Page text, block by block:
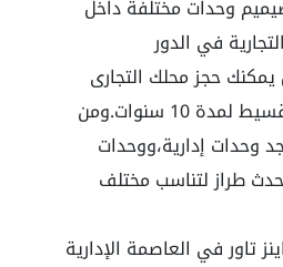
وحدات مختلفة داخل
في الدور
يمكنك حجز محلك التجارى
يمقدم10% فقط والتقسيط لمدة 10 سنوات.ومن
وحدات إدارية،ووحدات
طراز لتناسب مختلف
تاور في العاصمة الإدارية